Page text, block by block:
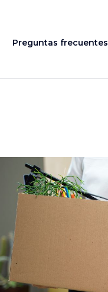
Preguntas frecuentes